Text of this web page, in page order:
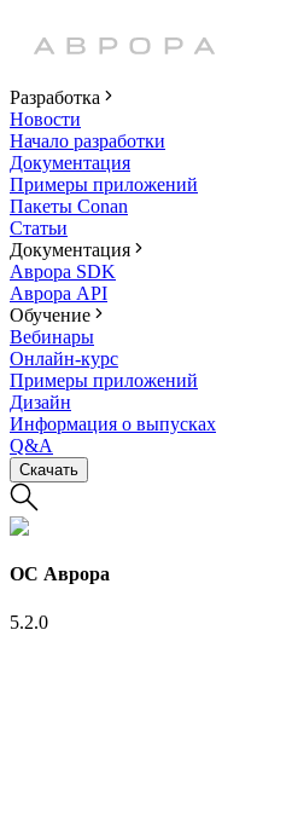
Разработка
Новости
Начало разработки
Документация
Примеры приложений
Пакеты Conan
Статьи
Документация
Аврора SDK
Аврора API
Обучение
Вебинары
Онлайн-курс
Примеры приложений
Дизайн
Информация о выпусках
Q&A
Скачать
ОС Аврора
5.2.0